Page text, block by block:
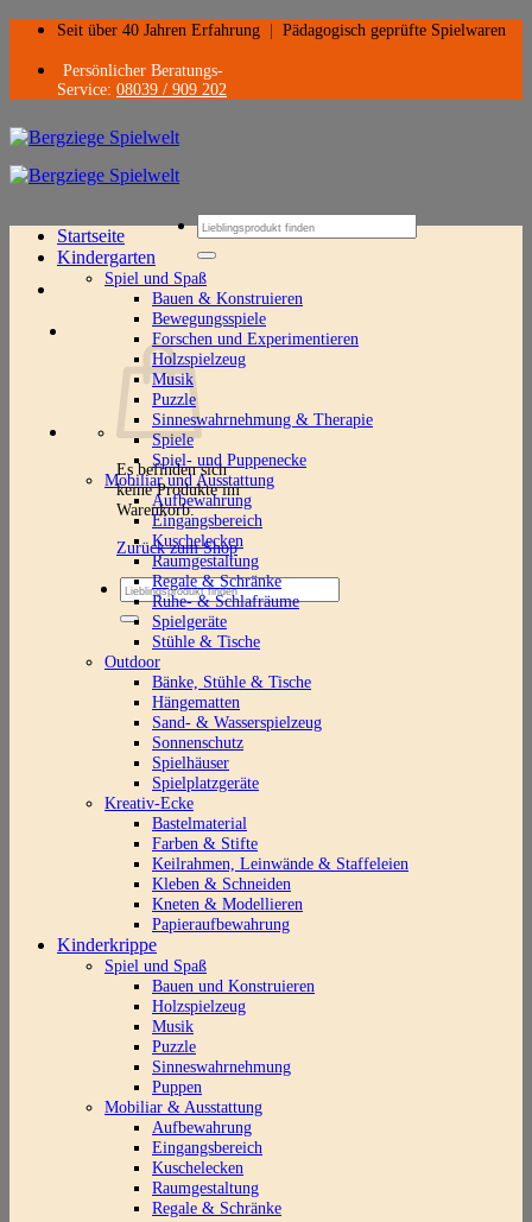
Zum
springen
Seit über 40 Jahren Erfahrung Pädagogisch geprüfte Spielwaren
Persönlicher Beratungs-
Service: 08039 / 909 202
Suchen
nach:
Es befinden sich
keine Produkte im
Warenkorb.
Zurück zum Shop
Suchen
nach:
Startseite
Kindergarten
Spiel und Spaß
Bauen & Konstruieren
Bewegungsspiele
Forschen und Experimentieren
Holzspielzeug
Musik
Puzzle
Sinneswahrnehmung & Therapie
Spiele
Spiel- und Puppenecke
Mobiliar und Ausstattung
Aufbewahrung
Eingangsbereich
Kuschelecken
Raumgestaltung
Regale & Schränke
Ruhe- & Schlafräume
Spielgeräte
Stühle & Tische
Outdoor
Bänke, Stühle & Tische
Hängematten
Sand- & Wasserspielzeug
Sonnenschutz
Spielhäuser
Spielplatzgeräte
Kreativ-Ecke
Bastelmaterial
Farben & Stifte
Keilrahmen, Leinwände & Staffeleien
Kleben & Schneiden
Kneten & Modellieren
Papieraufbewahrung
Kinderkrippe
Spiel und Spaß
Bauen und Konstruieren
Holzspielzeug
Musik
Puzzle
Sinneswahrnehmung
Puppen
Mobiliar & Ausstattung
Aufbewahrung
Eingangsbereich
Kuschelecken
Raumgestaltung
Regale & Schränke